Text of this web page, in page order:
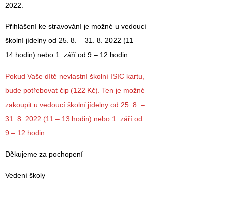
2022.
Přihlášení ke stravování je možné u vedoucí
školní jídelny od 25. 8. – 31. 8. 2022 (11 –
14 hodin) nebo 1. září od 9 – 12 hodin.
Pokud Vaše dítě nevlastní školní ISIC kartu,
bude potřebovat čip (122 Kč). Ten je možné
zakoupit u vedoucí školní jídelny od 25. 8. –
31. 8. 2022 (11 – 13 hodin) nebo 1. září od
9 – 12 hodin.
Děkujeme za pochopení
Vedení školy